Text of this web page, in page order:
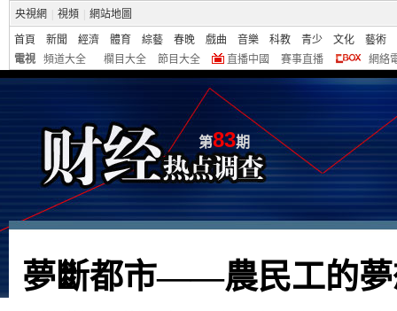
央視網 視頻 網站地圖
首頁 新聞 經濟 體育 綜藝 春晚 戲曲 音樂 科教 青少 文化
藝術
電視
頻道大全 欄目大全 節目大全 直播中國 賽事直播 網絡
第83期
夢斷都市——農民工的夢